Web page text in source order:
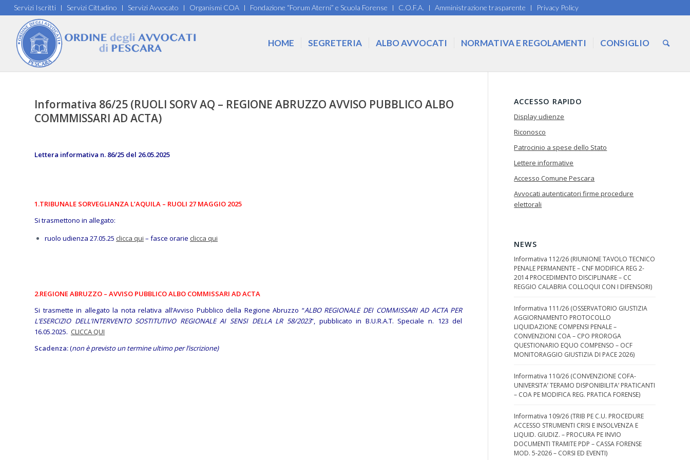
Servizi Iscritti Servizi Cittadino Servizi Avvocato Organismi COA Fondazione “Forum Aterni” e Scuola Forense C.O.F.A. Amministrazione trasparente Privacy Policy
HOME SEGRETERIA ALBO AVVOCATI NORMATIVA E REGOLAMENTI CONSIGLIO
Informativa 86/25 (RUOLI SORV AQ – REGIONE ABRUZZO AVVISO PUBBLICO ALBO
COMMMISSARI AD ACTA)
Lettera informativa n. 86/25 del 26.05.2025
1.TRIBUNALE SORVEGLIANZA L’AQUILA – RUOLI 27 MAGGIO 2025
Si trasmettono in allegato:
ruolo udienza 27.05.25 clicca qui – fasce orarie clicca qui
2.REGIONE ABRUZZO – AVVISO PUBBLICO ALBO COMMISSARI AD ACTA
Si trasmette in allegato la nota relativa all’Avviso Pubblico della Regione Abruzzo “ALBO REGIONALE DEI COMMISSARI AD ACTA PER
L’ESERCIZIO DELL’INTERVENTO SOSTITUTIVO REGIONALE AI SENSI DELLA LR 58/2023”, pubblicato in B.U.R.A.T. Speciale n. 123 del
16.05.2025. CLICCA QUI
Scadenza:(non è previsto un termine ultimo per l’iscrizione)
ACCESSO RAPIDO
Display udienze
Riconosco
Patrocinio a spese dello Stato
Lettere informative
Accesso Comune Pescara
Avvocati autenticatori firme procedure
elettorali
NEWS
Informativa 112/26 (RIUNIONE TAVOLO TECNICO
PENALE PERMANENTE – CNF MODIFICA REG 2-
2014 PROCEDIMENTO DISCIPLINARE – CC
REGGIO CALABRIA COLLOQUI CON I DIFENSORI)
Informativa 111/26 (OSSERVATORIO GIUSTIZIA
AGGIORNAMENTO PROTOCOLLO
LIQUIDAZIONE COMPENSI PENALE –
CONVENZIONI COA – CPO PROROGA
QUESTIONARIO EQUO COMPENSO – OCF
MONITORAGGIO GIUSTIZIA DI PACE 2026)
Informativa 110/26 (CONVENZIONE COFA-
UNIVERSITA’ TERAMO DISPONIBILITA’ PRATICANTI
– COA PE MODIFICA REG. PRATICA FORENSE)
Informativa 109/26 (TRIB PE C.U. PROCEDURE
ACCESSO STRUMENTI CRISI E INSOLVENZA E
LIQUID. GIUDIZ. – PROCURA PE INVIO
DOCUMENTI TRAMITE PDP – CASSA FORENSE
MOD. 5-2026 – CORSI ED EVENTI)